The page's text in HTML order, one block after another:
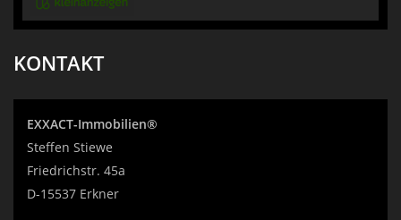
KONTAKT
EXXACT-Immobilien®
Steffen Stiewe
Friedrichstr. 45a
D-15537 Erkner